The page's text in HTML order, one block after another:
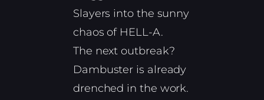
Slayers into the sunny
chaos of HELL-A.
The next outbreak?
Dambuster is already
drenched in the work.